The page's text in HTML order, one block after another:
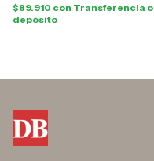
$89.910 con Transferencia o
depósito